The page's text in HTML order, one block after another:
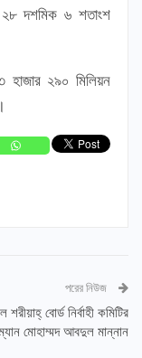
২৮ দশমিক ৬ শতাংশ
৩ হাজার ২৯০ মিলিয়ন
পরের নিউজ
শরীয়াহ্ বোর্ড নির্বাহী কমিটির
মোহাম্মদ আবদুল মান্নান